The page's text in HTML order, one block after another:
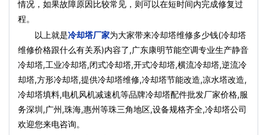
情况，如果故障原因比较常见，则可以在短时间内完成修复过
程。
以上就是冷却塔厂家为大家带来冷却塔维修多少钱(冷却塔
维修价格跟什么有关系)内容了,广东康明节能空调专业生产静音
冷却塔,工业冷却塔,闭式冷却塔,开式冷却塔,横流冷却塔,逆流冷
却塔,方形冷却塔,提供冷却塔维修,冷却塔节能改造,凉水塔改造,
冷却塔填料,电机风机减速机等品牌冷却塔配件批发厂家价格,服
务深圳,广州,珠海,惠州等珠三角地区,设备规格齐全,冷却塔公司
欢迎您来电咨询。